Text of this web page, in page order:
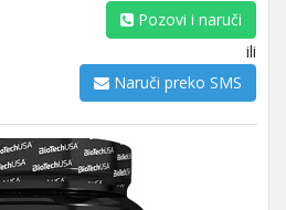
Pozovi i naruči
ili
Naruči preko SMS